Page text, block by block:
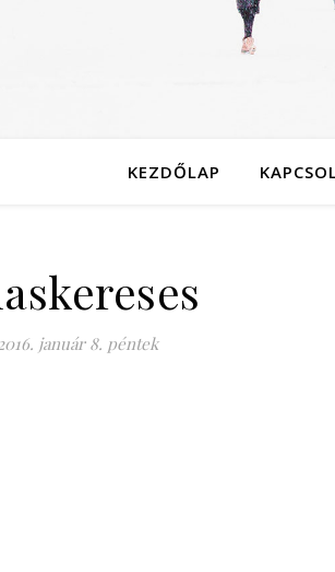
KEZDŐLAP
január 8. péntek